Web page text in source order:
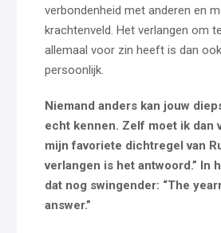
verbondenheid met anderen en
krachtenveld. Het verlangen om
allemaal voor zin heeft is dan
persoonlijk.
Niemand anders kan jouw
echt kennen. Zelf moet ik dan
mijn favoriete dichtregel van
verlangen is het antwoord.” In
dat nog swingender: “The
answer.”